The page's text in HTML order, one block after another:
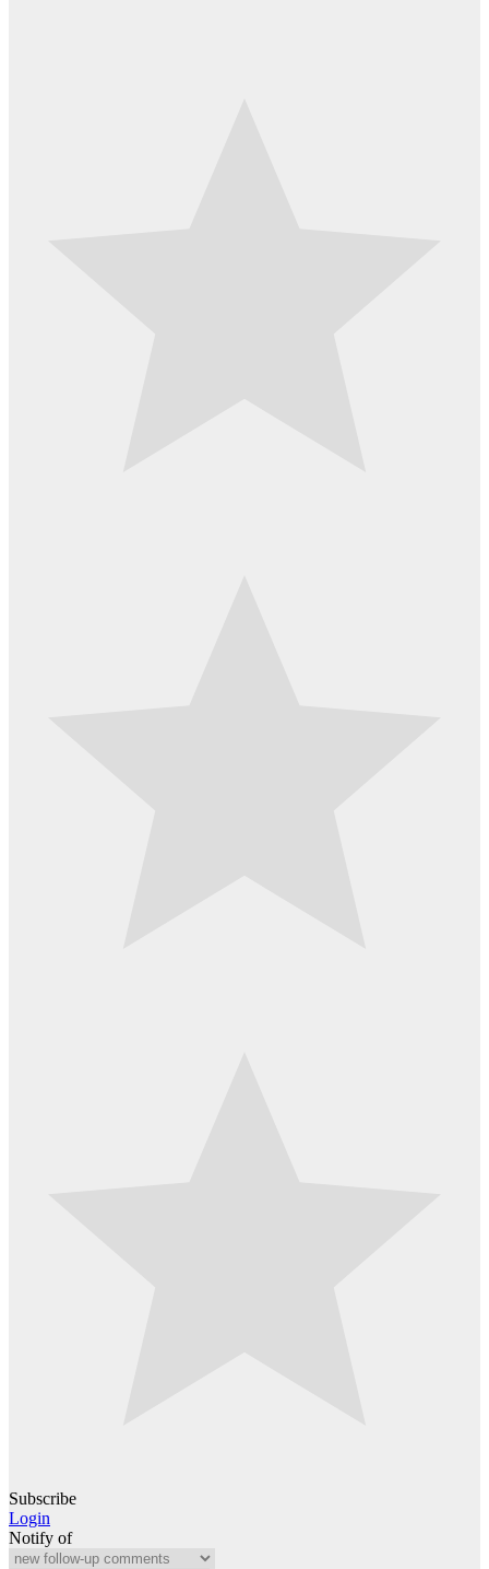
Subscribe
Login
Notify of